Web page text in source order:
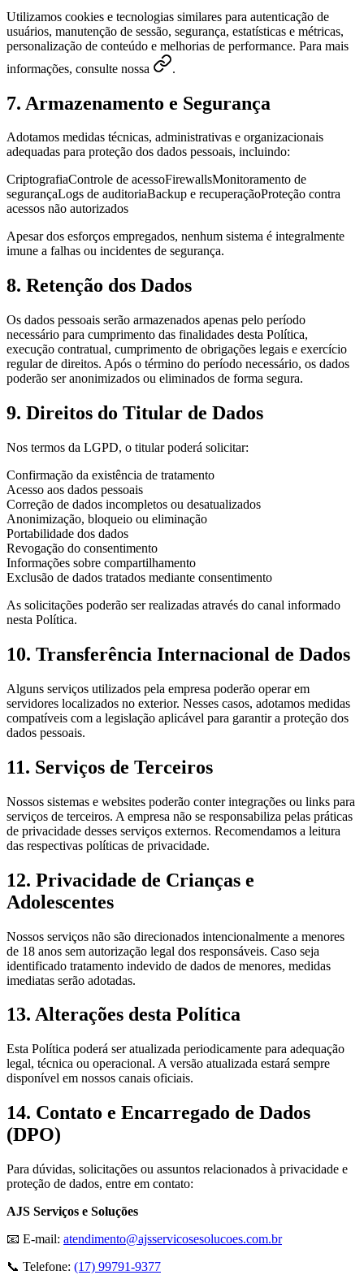
Utilizamos cookies e tecnologias similares para autenticação de
usuários, manutenção de sessão, segurança, estatísticas e métricas,
personalização de conteúdo e melhorias de performance. Para mais
informações, consulte nossa
.
7. Armazenamento e Segurança
Adotamos medidas técnicas, administrativas e organizacionais
adequadas para proteção dos dados pessoais, incluindo:
CriptografiaControle de acessoFirewallsMonitoramento de
segurançaLogs de auditoriaBackup e recuperaçãoProteção contra
acessos não autorizados
Apesar dos esforços empregados, nenhum sistema é integralmente
imune a falhas ou incidentes de segurança.
8. Retenção dos Dados
Os dados pessoais serão armazenados apenas pelo período
necessário para cumprimento das finalidades desta Política,
execução contratual, cumprimento de obrigações legais e exercício
regular de direitos. Após o término do período necessário, os dados
poderão ser anonimizados ou eliminados de forma segura.
9. Direitos do Titular de Dados
Nos termos da LGPD, o titular poderá solicitar:
Confirmação da existência de tratamento
Acesso aos dados pessoais
Correção de dados incompletos ou desatualizados
Anonimização, bloqueio ou eliminação
Portabilidade dos dados
Revogação do consentimento
Informações sobre compartilhamento
Exclusão de dados tratados mediante consentimento
As solicitações poderão ser realizadas através do canal informado
nesta Política.
10. Transferência Internacional de Dados
Alguns serviços utilizados pela empresa poderão operar em
servidores localizados no exterior. Nesses casos, adotamos medidas
compatíveis com a legislação aplicável para garantir a proteção dos
dados pessoais.
11. Serviços de Terceiros
Nossos sistemas e websites poderão conter integrações ou links para
serviços de terceiros. A empresa não se responsabiliza pelas práticas
de privacidade desses serviços externos. Recomendamos a leitura
das respectivas políticas de privacidade.
12. Privacidade de Crianças e
Adolescentes
Nossos serviços não são direcionados intencionalmente a menores
de 18 anos sem autorização legal dos responsáveis. Caso seja
identificado tratamento indevido de dados de menores, medidas
imediatas serão adotadas.
13. Alterações desta Política
Esta Política poderá ser atualizada periodicamente para adequação
legal, técnica ou operacional. A versão atualizada estará sempre
disponível em nossos canais oficiais.
14. Contato e Encarregado de Dados
(DPO)
Para dúvidas, solicitações ou assuntos relacionados à privacidade e
proteção de dados, entre em contato:
AJS Serviços e Soluções
📧 E-mail: atendimento@ajsservicosesolucoes.com.br
📞 Telefone: (17) 99791-9377